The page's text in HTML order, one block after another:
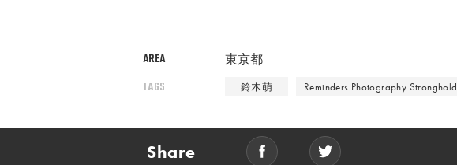
AREA 東京都
TAGS 鈴木萌 Reminders Photography Stronghold
Share